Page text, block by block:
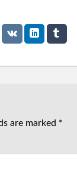
are marked *